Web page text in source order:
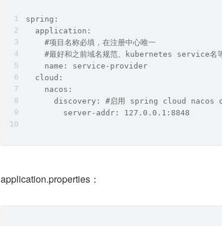
spring:
  application:
    #项目名称必填，在注册中心唯一
#最好和之前域名规范、kubernetes service名等
    name: service-provider
  cloud:
    nacos:
discovery: #启用 spring cloud nacos
        server-addr: 127.0.0.1:8848
application.properties：